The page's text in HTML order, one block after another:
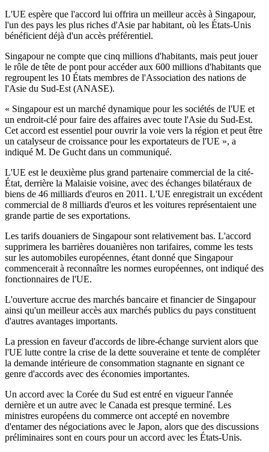
L'UE espère que l'accord lui offrira un meilleur accès à Singapour,
l'un des pays les plus riches d'Asie par habitant, où les États-Unis
bénéficient déjà d'un accès préférentiel.
Singapour ne compte que cinq millions d'habitants, mais peut jouer
le rôle de tête de pont pour accéder aux 600 millions d'habitants que
regroupent les 10 États membres de l'Association des nations de
l'Asie du Sud-Est (ANASE).
« Singapour est un marché dynamique pour les sociétés de l'UE et
un endroit-clé pour faire des affaires avec toute l'Asie du Sud-Est.
Cet accord est essentiel pour ouvrir la voie vers la région et peut être
un catalyseur de croissance pour les exportateurs de l'UE », a
indiqué M. De Gucht dans un communiqué.
L'UE est le deuxième plus grand partenaire commercial de la cité-
État, derrière la Malaisie voisine, avec des échanges bilatéraux de
biens de 46 milliards d'euros en 2011. L'UE enregistrait un excédent
commercial de 8 milliards d'euros et les voitures représentaient une
grande partie de ses exportations.
Les tarifs douaniers de Singapour sont relativement bas. L'accord
supprimera les barrières douanières non tarifaires, comme les tests
sur les automobiles européennes, étant donné que Singapour
commencerait à reconnaître les normes européennes, ont indiqué des
fonctionnaires de l'UE.
L'ouverture accrue des marchés bancaire et financier de Singapour
ainsi qu'un meilleur accès aux marchés publics du pays constituent
d'autres avantages importants.
La pression en faveur d'accords de libre-échange survient alors que
l'UE lutte contre la crise de la dette souveraine et tente de compléter
la demande intérieure de consommation stagnante en signant ce
genre d'accords avec des économies importantes.
Un accord avec la Corée du Sud est entré en vigueur l'année
dernière et un autre avec le Canada est presque terminé. Les
ministres européens du commerce ont accepté en novembre
d'entamer des négociations avec le Japon, alors que des discussions
préliminaires sont en cours pour un accord avec les États-Unis.